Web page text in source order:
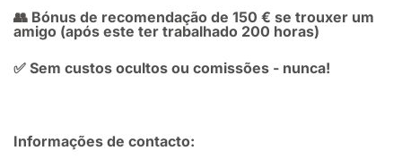
👥 Bónus de recomendação de 150 € se trouxer um
amigo (após este ter trabalhado 200 horas)
✅ Sem custos ocultos ou comissões - nunca!
Informações de contacto: